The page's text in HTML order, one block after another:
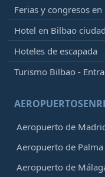
Ferias y congresos
Hotel en Bilbao
Hoteles de escapada
Turismo Bilbao -
Aeropuerto de
Aeropuerto de
Aeropuerto de